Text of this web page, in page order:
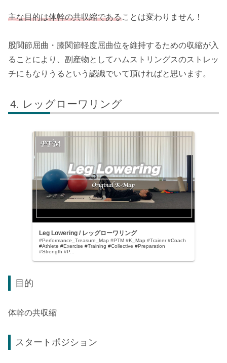
主な目的は体幹の共収縮であることは変わりません！
股関節屈曲・膝関節軽度屈曲位を維持するための収縮が入
ることにより、副産物としてハムストリングスのストレッ
チにもなりうるという認識でいて頂ければと思います。
レッグローワリング
Leg Lowering / レッグローワリング
#Performance_Treasure_Map #PTM #K_Map #Trainer #Coach
#Athlete #Exercise #Training #Collective #Preparation
#Strength #P...
目的
体幹の共収縮
スタートポジション